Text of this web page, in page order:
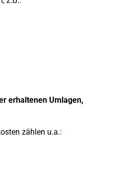
erhaltenen Umlagen,
zählen u.a.: